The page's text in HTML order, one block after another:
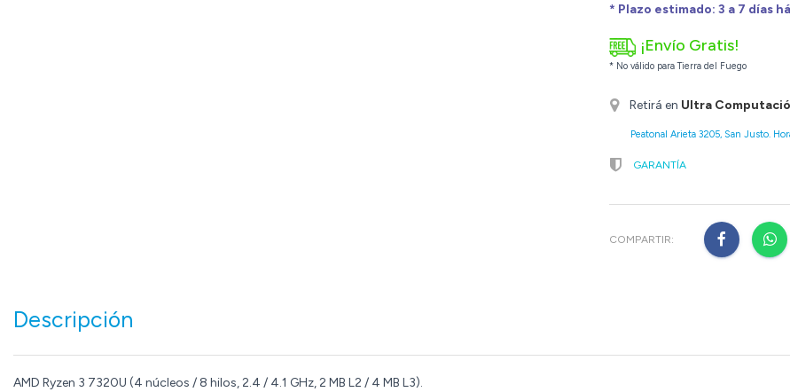
* Plazo estimado: 3 a 7 días
¡Envío Gratis!
* No válido para Tierra del Fuego
Retirá en Ultra
Peatonal Arieta 3205, San Justo.
GARANTÍA
COMPARTIR:
Descripción
AMD Ryzen 3 7320U (4 núcleos / 8 hilos, 2.4 / 4.1 GHz, 2 MB L2 / 4 MB L3).